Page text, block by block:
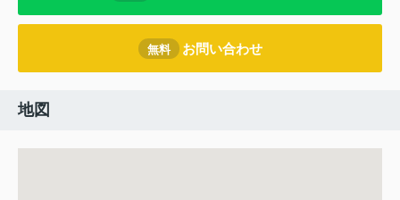
無料 お問い合わせ
地図